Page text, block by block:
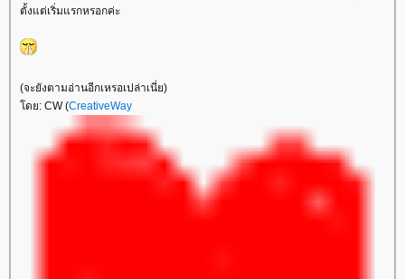
ตั้งแต่เริ่มแรกหรอกค่ะ
(จะยังตามอ่านอีกเหรอเปล่าเนี่ย)
ดย: CW (CreativeWay